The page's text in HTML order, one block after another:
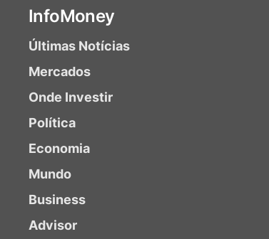
InfoMoney
Últimas Notícias
Mercados
Onde Investir
Política
Economia
Mundo
Business
Advisor